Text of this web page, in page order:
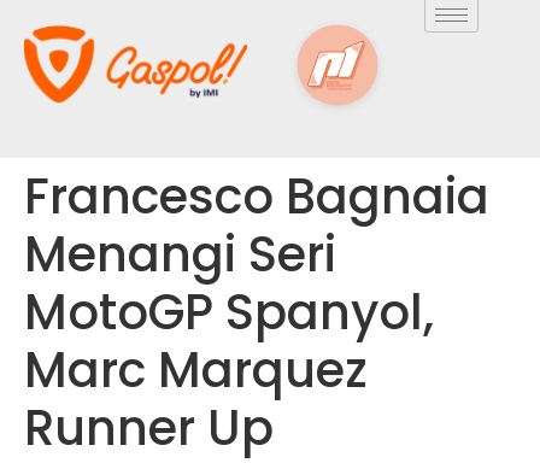
Francesco Bagnaia
Menangi Seri
MotoGP Spanyol,
Marc Marquez
Runner Up